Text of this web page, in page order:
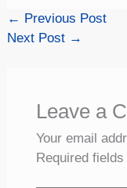
← Previous Post
Next Post →
Leave a
Your email
Required